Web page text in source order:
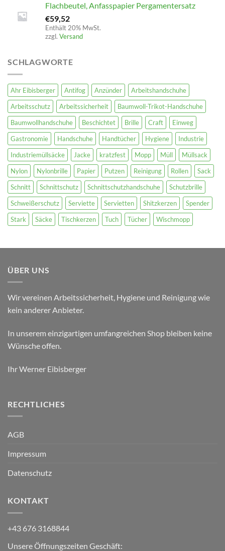
Flachbeutel, Anfasspapier Pergamentersatz
€59,52
Enthält 20% MwSt.
zzgl. Versand
SCHLAGWORTE
Ahr Eibisberger Antifog Anzünder
Arbeitshandschuhe
Arbeitsschutz
Arbeitssicherheit
Baumwoll-Trikot-Handschuhe
Baumwollhandschuhe
Beschichtet Brille Craft
Einweg
Gastronomie
Handschuhe Handtücher Hygiene
Industrie
Industriemüllsäcke
Jacke kratzfest Mopp Müll
Müllsack
Nylon
Nylonbrille Papier Putzen Reinigung Rollen
Sack
Schnitt
Schnittschutz Schnittschutzhandschuhe
Schutzbrille
Schweißerschutz
Serviette Servietten Shitzkerzen
Spender
Stark
Säcke Tischkerzen Tuch Tücher Wischmopp
ÜBER UNS
Wir vereinen Arbeitssicherheit, Hygiene und Reinigung wie
kein anderer Anbieter.
In unserem einzigartigen umfangreichen Shop bleiben keine
Wünsche offen.
Ihr Werner Eibisberger
RECHTLICHES
AGB
Impressum
Datenschutz
KONTAKT
+43 676 3168844
Unsere Öffnungszeiten Geschäft: